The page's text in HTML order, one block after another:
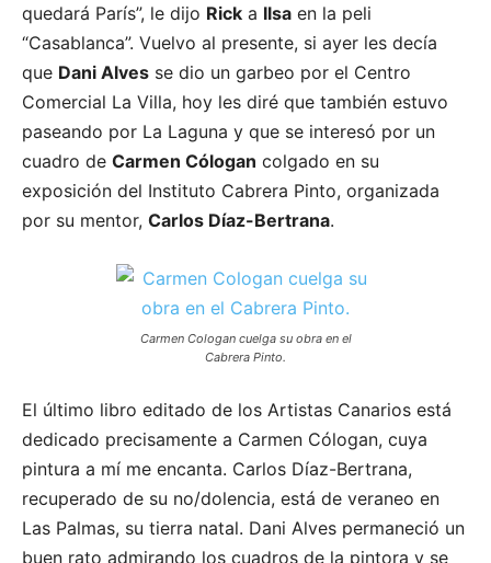
quedará París”, le dijo Rick a Ilsa en la peli
“Casablanca”. Vuelvo al presente, si ayer les decía
que Dani Alves se dio un garbeo por el Centro
Comercial La Villa, hoy les diré que también estuvo
paseando por La Laguna y que se interesó por un
cuadro de Carmen Cólogan colgado en su
exposición del Instituto Cabrera Pinto, organizada
por su mentor, Carlos Díaz-Bertrana.
Carmen Cologan cuelga su obra en el
Cabrera Pinto.
El último libro editado de los Artistas Canarios está
dedicado precisamente a Carmen Cólogan, cuya
pintura a mí me encanta. Carlos Díaz-Bertrana,
recuperado de su no/dolencia, está de veraneo en
Las Palmas, su tierra natal. Dani Alves permaneció un
buen rato admirando los cuadros de la pintora y se